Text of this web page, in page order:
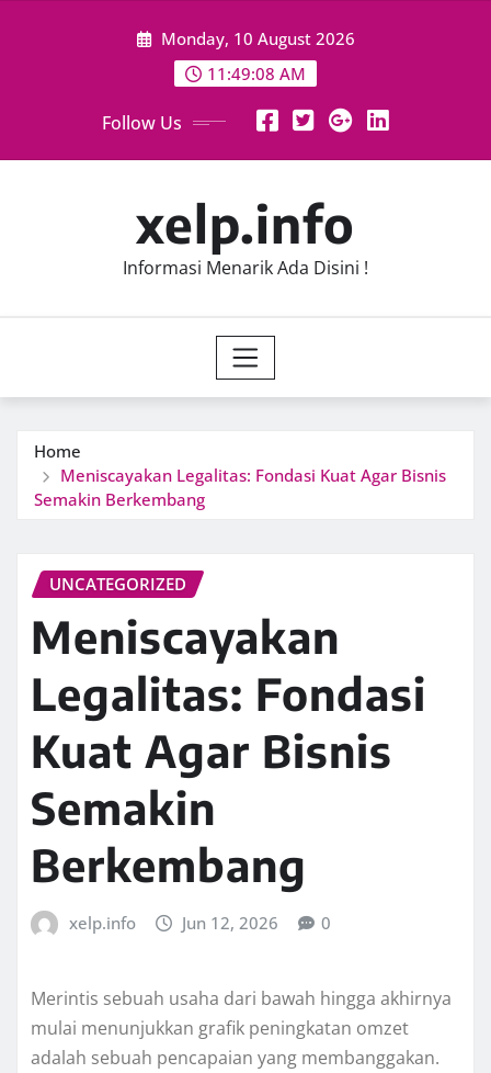
Monday, 10 August 2026
11:49:09 AM
Follow Us
xelp.info
Informasi Menarik Ada Disini !
Home
Meniscayakan Legalitas: Fondasi Kuat Agar Bisnis
Semakin Berkembang
UNCATEGORIZED
Meniscayakan
Legalitas: Fondasi
Kuat Agar Bisnis
Semakin
Berkembang
xelp.info Jun 12, 2026 0
Merintis sebuah usaha dari bawah hingga akhirnya
mulai menunjukkan grafik peningkatan omzet
adalah sebuah pencapaian yang membanggakan.